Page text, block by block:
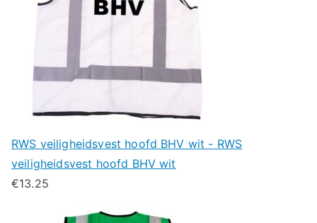
RWS veiligheidsvest hoofd BHV wit - RWS
veiligheidsvest hoofd BHV wit
€13.25